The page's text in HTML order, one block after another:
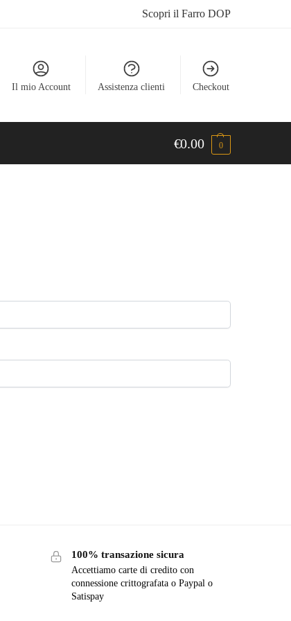
Scopri il Farro DOP
Il mio Account Assistenza clienti Checkout
€0.00 0
100% transazione sicura
Accettiamo carte di credito con
connessione crittografata o Paypal o
Satispay